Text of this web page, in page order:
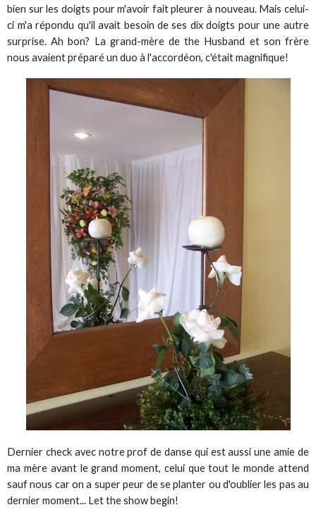
bien sur les doigts pour m'avoir fait pleurer à nouveau. Mais celui-
ci m'a répondu qu'il avait besoin de ses dix doigts pour une autre
surprise. Ah bon? La grand-mère de the Husband et son frère
nous avaient préparé un duo à l'accordéon, c'était magnifique!
Dernier check avec notre prof de danse qui est aussi une amie de
ma mère avant le grand moment, celui que tout le monde attend
sauf nous car on a super peur de se planter ou d'oublier les pas au
dernier moment... Let the show begin!